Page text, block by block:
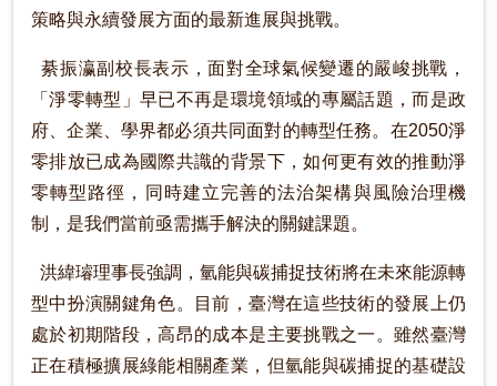
策略與永續發展方面的最新進展與挑戰。
綦振瀛副校長表示，面對全球氣候變遷的嚴峻挑戰，
「淨零轉型」早已不再是環境領域的專屬話題，而是政
府、企業、學界都必須共同面對的轉型任務。在2050淨
零排放已成為國際共識的背景下，如何更有效的推動淨
零轉型路徑，同時建立完善的法治架構與風險治理機
制，是我們當前亟需攜手解決的關鍵課題。
洪緯璿理事長強調，氫能與碳捕捉技術將在未來能源轉
型中扮演關鍵角色。目前，臺灣在這些技術的發展上仍
處於初期階段，高昂的成本是主要挑戰之一。雖然臺灣
正在積極擴展綠能相關產業，但氫能與碳捕捉的基礎設